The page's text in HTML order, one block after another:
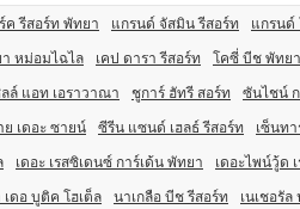
ค รีสอร์ท พัทยา แกรนด์ จัสมิน รีสอร์ท แกรนด์
หม่อมไฉไล เคป ดารา รีสอร์ท โคซี่ บีช พัทยา
ล์ แอท เอราวาณา ชูการ์ ฮัทรี สอร์ท ซันไชน์
เดอะ ซายน์ ซีรีน แซนด์ เฮลธ์ รีสอร์ท เซ็นท
เดอะ เรสซิเดนซ์ การ์เด้น พัทยา เดอะไพน์วู้ด
ดอ บูติค โฮเต็ล นาเกลือ บีช รีสอร์ท เนเชอรั